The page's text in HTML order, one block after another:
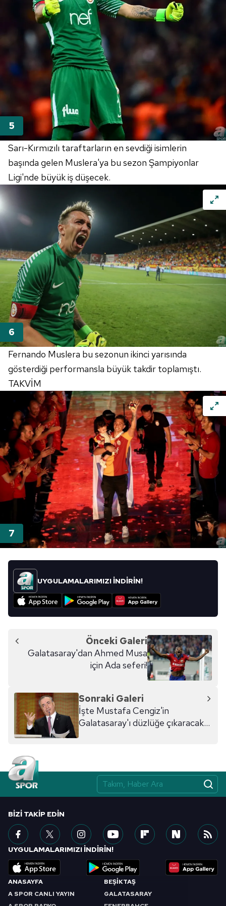
hazırlanmış Aydınlatma Metnimizi okumak ve sitemizde
ilgili mevzuata uygun olarak kullanılan çerezlerle ilgili bilgi
almak için lütfentıklayınız
Sarı-Kırmızılı taraftarların en sevdiği isimlerin
başında gelen Muslera'ya bu sezon Şampiyonlar
Ligi'nde büyük iş düşecek.
Fernando Muslera bu sezonun ikinci yarısında
gösterdiği performansla büyük takdir toplamıştı.
TAKVİM
UYGULAMALARIMIZI İNDİRİN!
Önceki Galeri
Galatasaray'dan Ahmed Musa
için Ada seferi!
Sonraki Galeri
İşte Mustafa Cengiz'in
Galatasaray'ı düzlüğe çıkaracak
ANASAYFA
A SPOR CANLI YAYIN
BEŞİKTAŞ
GALATASARAY
BIZI TAKIP EDIN
UYGULAMALARIMIZI İNDİRİN!